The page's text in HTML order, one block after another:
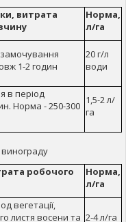
витрата
Норма,
л/га
1-2 годин
20 г/л
води
в період
Норма - 250-300 1,5-2 л/
га
винограду
робочого
Норма,
л/га
вегетації,
листя восени та 2-4 л/га